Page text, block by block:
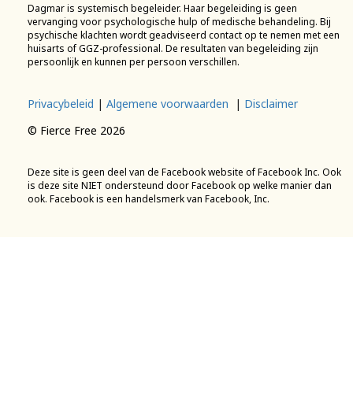
Dagmar is systemisch begeleider. Haar begeleiding is geen
vervanging voor psychologische hulp of medische behandeling. Bij
psychische klachten wordt geadviseerd contact op te nemen met een
huisarts of GGZ-professional. De resultaten van begeleiding zijn
persoonlijk en kunnen per persoon verschillen.
Privacybeleid | Algemene voorwaarden | Disclaimer
© Fierce Free 2026
Deze site is geen deel van de Facebook website of Facebook Inc. Ook
is deze site NIET ondersteund door Facebook op welke manier dan
ook. Facebook is een handelsmerk van Facebook, Inc.